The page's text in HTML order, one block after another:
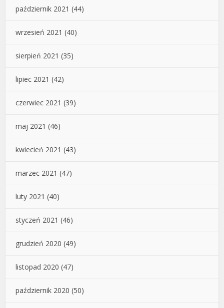
październik 2021 (44)
wrzesień 2021 (40)
sierpień 2021 (35)
lipiec 2021 (42)
czerwiec 2021 (39)
maj 2021 (46)
kwiecień 2021 (43)
marzec 2021 (47)
luty 2021 (40)
styczeń 2021 (46)
grudzień 2020 (49)
listopad 2020 (47)
październik 2020 (50)